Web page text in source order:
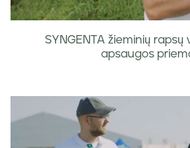
SYNGENTA žieminių rapsų
apsaugos